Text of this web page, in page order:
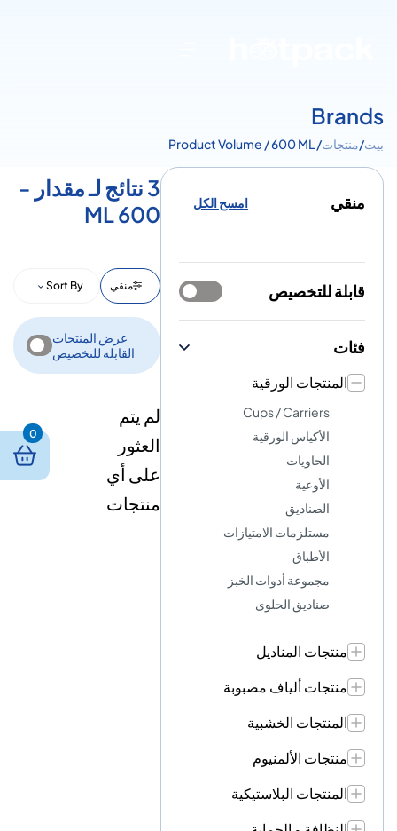
Brands
بيت/منتجات/ Product Volume / 600 ML
منقي امسح الكل
قابلة للتخصيص
فئات
المنتجات الورقية
Cups / Carriers
الأكياس الورقية
الحاويات
الأوعية
الصناديق
مستلزمات الامتيازات
الأطباق
مجموعة أدوات الخبز
صناديق الحلوى
منتجات المناديل
منتجات ألياف مصبوبة
المنتجات الخشبية
منتجات الألمنيوم
المنتجات البلاستيكية
3 نتائج لـ مقدار -
600 ML
منقي Sort By
عرض المنتجات
القابلة للتخصيص
لم يتم
العثور
على أي
منتجات
0